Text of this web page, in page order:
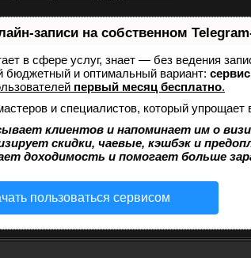
записи на собственном
в сфере услуг, знает — без ведения
и оптимальный вариант:
первый месяц бесплатно.
и специалистов, который упрощает
клиентов и напоминает им о
скидки, чаевые, кэшбэк и
доходимость и помогает больше
пользоваться сервисом